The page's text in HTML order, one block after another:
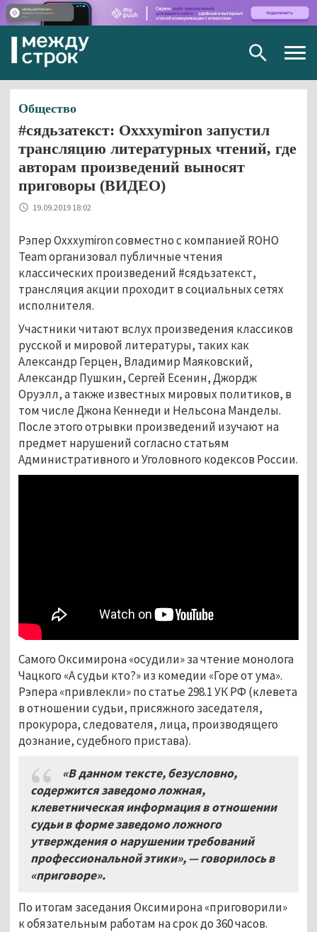
Общество
#сядьзатекст: Oxxxymiron запустил
трансляцию литературных чтений, где
авторам произведений выносят
приговоры (ВИДЕО)
19.09.2019 18:02
Рэпер Oxxxymiron совместно с компанией ROHO
Team организовал публичные чтения
классических произведений #сядьзатекст,
трансляция акции проходит в социальных сетях
исполнителя.
Участники читают вслух произведения классиков
русской и мировой литературы, таких как
Александр Герцен, Владимир Маяковский,
Александр Пушкин, Сергей Есенин, Джордж
Оруэлл, а также известных мировых политиков, в
том числе Джона Кеннеди и Нельсона Манделы.
После этого отрывки произведений изучают на
предмет нарушений согласно статьям
Административного и Уголовного кодексов России.
Самого Оксимирона «осудили» за чтение монолога
Чацкого «А судьи кто?» из комедии «Горе от ума».
Рэпера «привлекли» по статье 298.1 УК РФ (клевета
в отношении судьи, присяжного заседателя,
прокурора, следователя, лица, производящего
дознание, судебного пристава).
«В данном тексте, безусловно,
содержится заведомо ложная,
клеветническая информация в отношении
судьи в форме заведомо ложного
утверждения о нарушении требований
профессиональной этики», — говорилось в
«приговоре».
По итогам заседания Оксимирона «приговорили»
к обязательным работам на срок до 360 часов.